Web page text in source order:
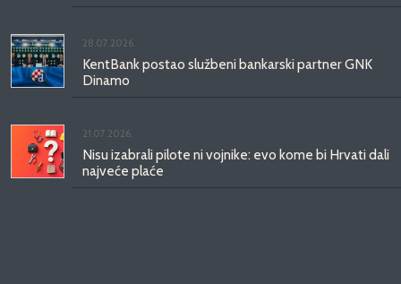
28.07.2026.
KentBank postao službeni bankarski partner GNK
Dinamo
21.07.2026.
Nisu izabrali pilote ni vojnike: evo kome bi Hrvati dali
najveće plaće